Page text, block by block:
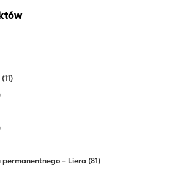
(11)
– Liera (81)